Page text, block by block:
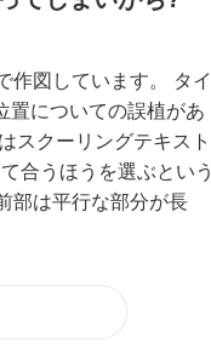
作図しています。 タイ
置についての誤植があ
スクーリングテキスト
合うほうを選ぶという
部は平行な部分が長